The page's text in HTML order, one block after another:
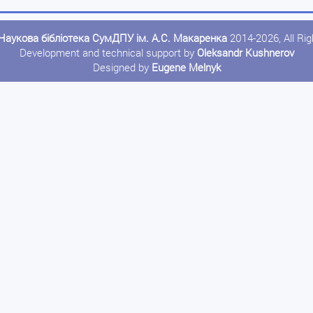
бібліотека СумДПУ ім. А.С. Макаренка 2014-2026, All
Development and technical support by Oleksandr Kushnerov
Designed by Eugene Melnyk